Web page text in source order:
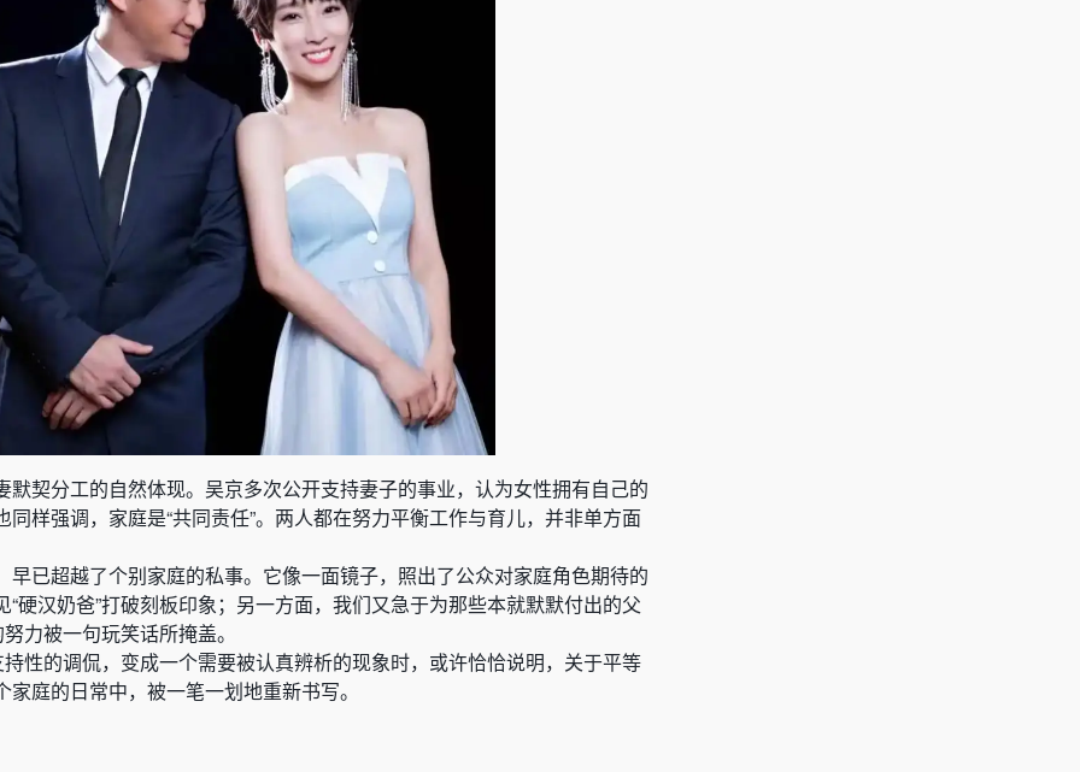
默契分工的自然体现。吴京多次公开支持妻子的事业，认为女性拥有自己的
样强调，家庭是“共同责任”。两人都在努力平衡工作与育儿，并非单方面
早已超越了个别家庭的私事。它像一面镜子，照出了公众对家庭角色期待的
硬汉奶爸”打破刻板印象；另一方面，我们又急于为那些本就默默付出的父
力被一句玩笑话所掩盖。
持性的调侃，变成一个需要被认真辨析的现象时，或许恰恰说明，关于平等
庭的日常中，被一笔一划地重新书写。